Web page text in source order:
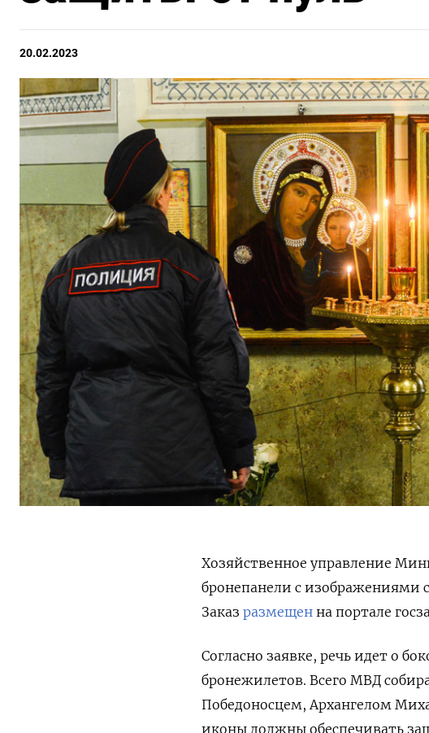
20.02.2023
Хозяйственное управление
бронепанели с изображениями
Заказ размещен на портале
Согласно заявке, речь идет о
бронежилетов. Всего МВД
Победоносцем, Архангелом
иконы должны обеспечивать